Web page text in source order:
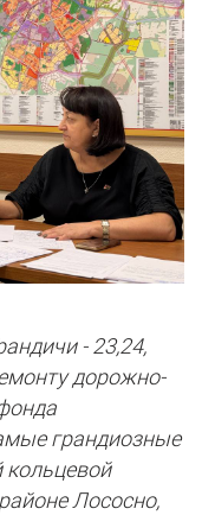
- 23,24,
дорожно-
грандиозные
кольцевой
Лососно,